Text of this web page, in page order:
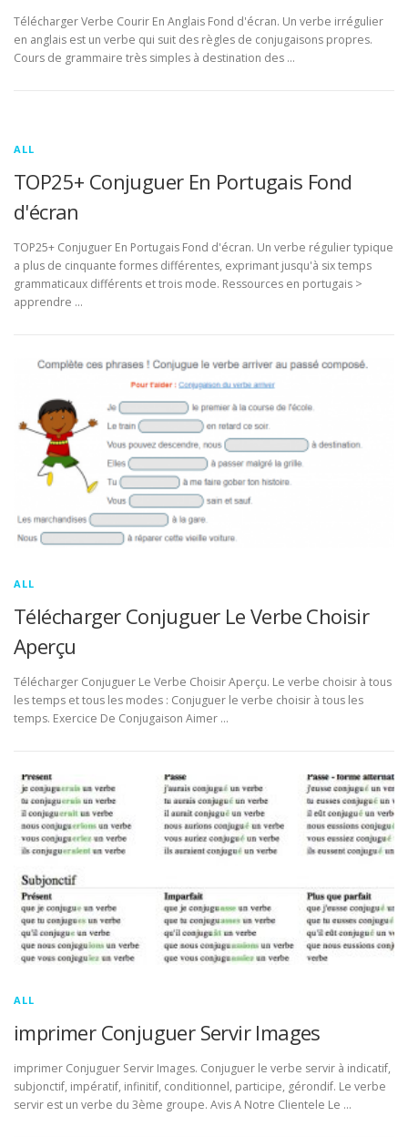
Télécharger Verbe Courir En Anglais Fond d'écran. Un verbe irrégulier
en anglais est un verbe qui suit des règles de conjugaisons propres.
Cours de grammaire très simples à destination des …
ALL
TOP25+ Conjuguer En Portugais Fond
d'écran
TOP25+ Conjuguer En Portugais Fond d'écran. Un verbe régulier typique
a plus de cinquante formes différentes, exprimant jusqu'à six temps
grammaticaux différents et trois mode. Ressources en portugais >
apprendre …
ALL
Télécharger Conjuguer Le Verbe Choisir
Aperçu
Télécharger Conjuguer Le Verbe Choisir Aperçu. Le verbe choisir à tous
les temps et tous les modes : Conjuguer le verbe choisir à tous les
temps. Exercice De Conjugaison Aimer …
ALL
imprimer Conjuguer Servir Images
imprimer Conjuguer Servir Images. Conjuguer le verbe servir à indicatif,
subjonctif, impératif, infinitif, conditionnel, participe, gérondif. Le verbe
servir est un verbe du 3ème groupe. Avis A Notre Clientele Le …